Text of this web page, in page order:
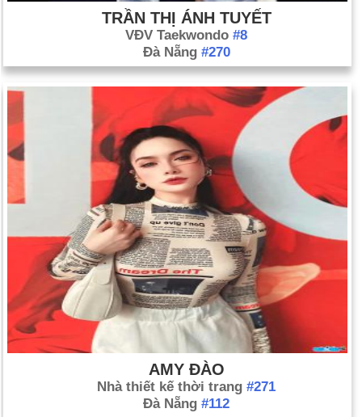
TRẦN THỊ ÁNH TUYẾT
VĐV Taekwondo #8
Đà Nẵng #270
AMY ĐÀO
Nhà thiết kế thời trang #271
Đà Nẵng #112